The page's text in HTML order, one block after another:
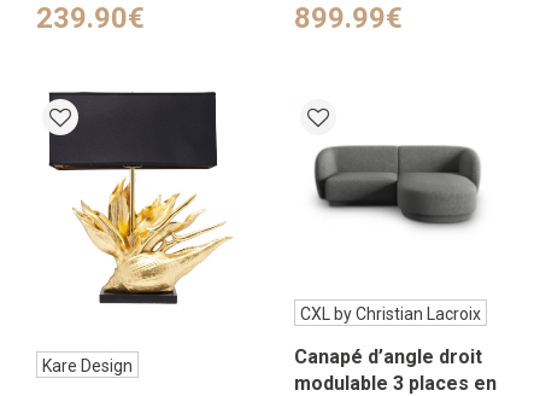
239.90€ 899.99€
Kare Design
CXL by Christian Lacroix
Canapé d’angle droit
modulable 3 places en